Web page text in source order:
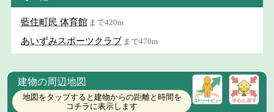
藍住町民 体育館 まで420m
あいずみスポーツクラブ まで470m
建物の周辺地図
地図をタップすると建物からの距離と時間を
コチラに表示します